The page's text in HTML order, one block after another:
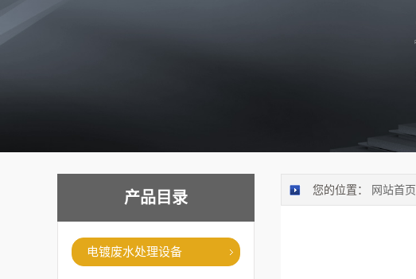
产品目录
电镀废水处理设备
您的位置： 网站首页